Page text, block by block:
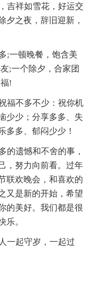
吉祥如雪花，好运交
夕之夜，辞旧迎新，
;一顿晚餐，饱含美
;一个除夕，合家团
!
福不多不少：祝你机
少少；分享多多、失
多多、郁闷少少！
的遗憾和不舍的事，
，努力向前看。过年
联欢晚会，和喜欢的
又是新的开始，希望
的美好。我们都是很
乐。
一起守岁，一起过